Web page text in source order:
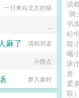
说
骑
书
松
噬
曦
床(
兽
柔
取）
一只来自北方的猫
麻了 清和羽诺
小雨点
梦入秦时